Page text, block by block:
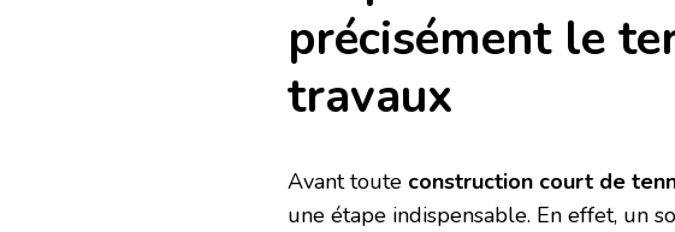
précisément le
travaux
Avant toute construction court de
une étape indispensable. En effet, un